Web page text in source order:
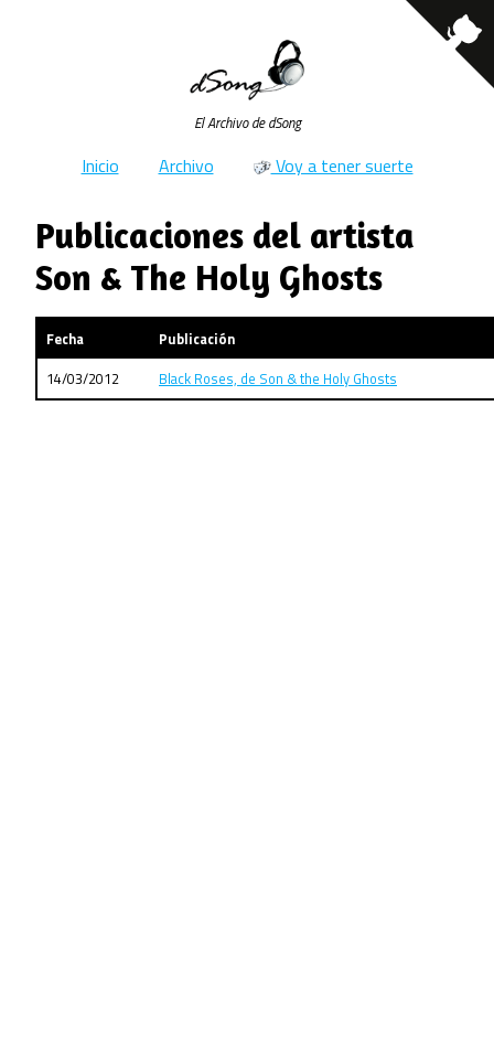
El Archivo de dSong
Inicio Archivo Voy a tener suerte
Publicaciones del artista
Son & The Holy Ghosts
Fecha
Publicación
14/03/2012
Black Roses, de Son & the Holy Ghosts